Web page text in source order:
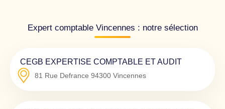
Expert comptable Vincennes : notre sélection
CEGB EXPERTISE COMPTABLE ET AUDIT
81 Rue Defrance 94300 Vincennes